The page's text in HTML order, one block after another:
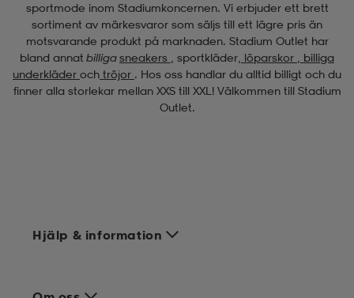
sportmode inom Stadiumkoncernen. Vi erbjuder ett brett
sortiment av märkesvaror som säljs till ett lägre pris än
motsvarande produkt på marknaden. Stadium Outlet har
bland annat billigasneakers , sportkläder, löparskor
billiga
underkläder och tröjor . Hos oss handlar du alltid billigt och du
finner alla storlekar mellan XXS till XXL! Välkommen till Stadium
Outlet.
Hjälp & information